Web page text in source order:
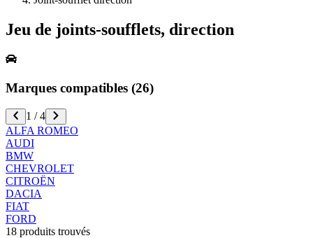
Jeu de joints-soufflets, direction
Marques compatibles (26)
1 /4
ALFA ROMEO
AUDI
BMW
CHEVROLET
CITROËN
DACIA
FIAT
FORD
18 produits trouvés